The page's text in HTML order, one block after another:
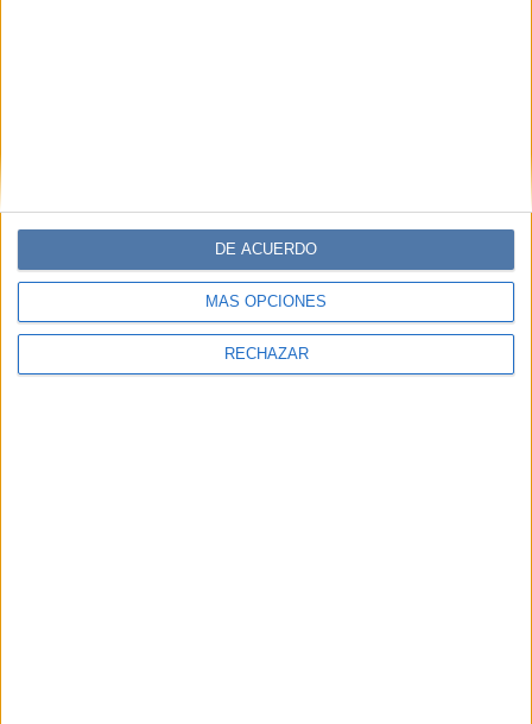
MÁS OPCIONES
RECHAZAR
DE ACUERDO